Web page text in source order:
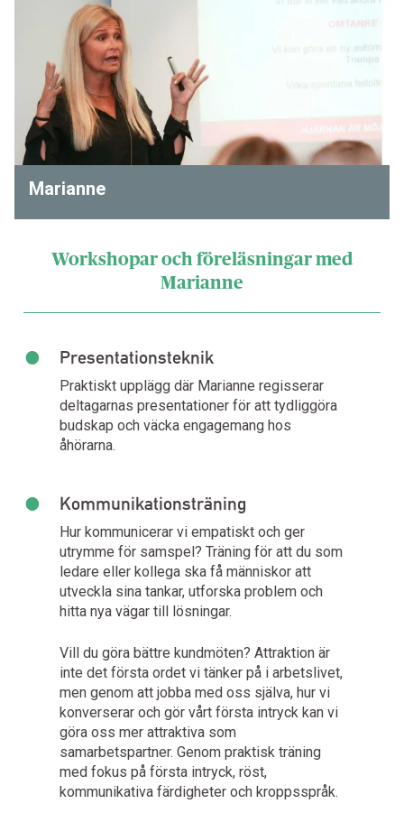
Marianne
Workshopar och föreläsningar med
Marianne
• Presentationsteknik
Praktiskt upplägg där Marianne regisserar
deltagarnas presentationer för att tydliggöra
budskap och väcka engagemang hos
åhörarna.
• Kommunikationsträning
Hur kommunicerar vi empatiskt och ger
utrymme för samspel? Träning för att du som
ledare eller kollega ska få människor att
utveckla sina tankar, utforska problem och
hitta nya vägar till lösningar.
Vill du göra bättre kundmöten? Attraktion är
inte det första ordet vi tänker på i arbetslivet,
men genom att jobba med oss själva, hur vi
konverserar och gör vårt första intryck kan vi
göra oss mer attraktiva som
samarbetspartner. Genom praktisk träning
med fokus på första intryck, röst,
kommunikativa färdigheter och kroppsspråk.